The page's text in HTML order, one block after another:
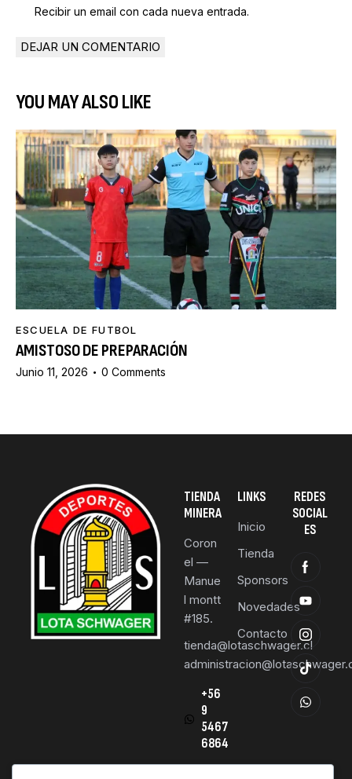
Recibir un email con cada nueva entrada.
YOU MAY ALSO LIKE
ESCUELA DE FUTBOL
AMISTOSO DE PREPARACIÓN
Junio 11, 2026 0 Comments
TIENDA
MINERA
Coron
el —
Manue
l montt
#185.
tienda@lotaschwager.cl
+56
9
5467
6864
LINKS
Inicio
Tienda
Sponsors
Novedades
Contacto
REDES
SOCIAL
ES